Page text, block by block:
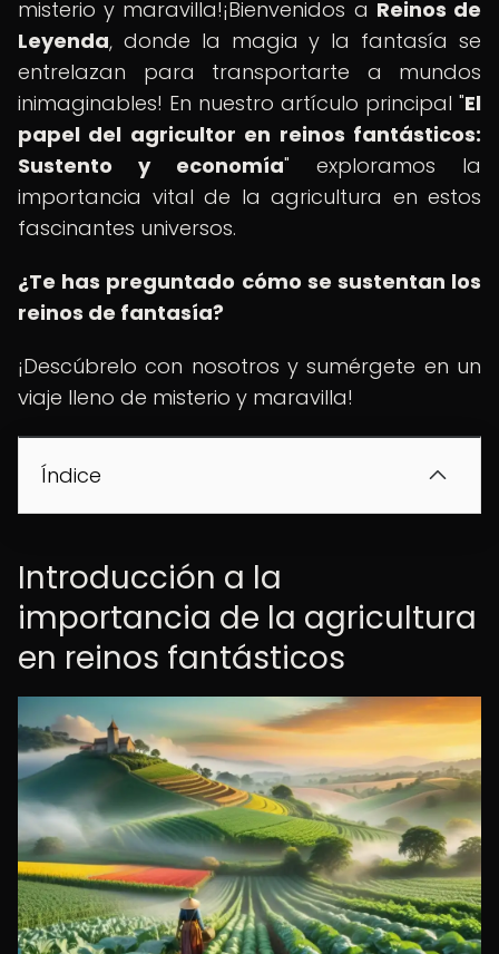
misterio y maravilla!¡Bienvenidos a Reinos de
Leyenda, donde la magia y la fantasía se
entrelazan para transportarte a mundos
inimaginables! En nuestro artículo principal "El
papel del agricultor en reinos fantásticos:
Sustento y economía" exploramos la
importancia vital de la agricultura en estos
fascinantes universos.
¿Te has preguntado cómo se sustentan los
reinos de fantasía?
¡Descúbrelo con nosotros y sumérgete en un
viaje lleno de misterio y maravilla!
Índice
Introducción a la
importancia de la agricultura
en reinos fantásticos